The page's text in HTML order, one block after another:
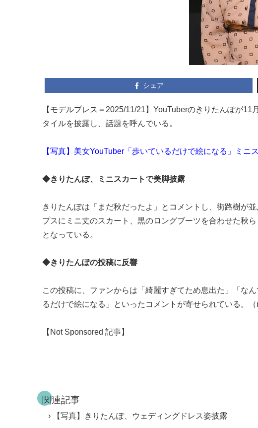
シェア
【モデルプレス＝2025/11/21】YouTuberのきりたんぽが
タイルを披露し、話題を呼んでいる。
【写真】美女YouTuber「歩いているだけで絵になる」ミニ
◆きりたんぽ、ミニスカートで美脚披露
きりたんぽは「まだ秋だったよ」とコメントし、街路樹が
プスにミニ丈のスカート、黒のロングブーツを合わせた秋
となっている。
◆きりたんぽの投稿に反響
この投稿に、ファンからは「綺麗すぎてため息出た」「な
るだけで絵になる」といったコメントが寄せられている。（
【Not Sponsored 記事】
関連記事
【写真】きりたんぽ、ウェディングドレス姿披露